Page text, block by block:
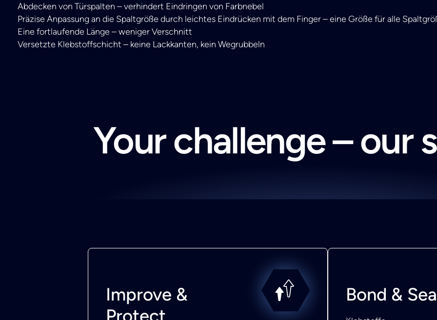
Abdecken von Türspalten – verhindert Eindringen von Farbnebel
Präzise Anpassung an die Spaltgröße durch leichtes Eindrücken mit dem Finger – eine Größe für alle
Eine fortlaufende Länge – weniger Verschnitt
Versetzte Klebstoffschicht – keine Lackkanten, kein Wegrubbeln
Your challenge – our
Improve &
Protect
Bond &